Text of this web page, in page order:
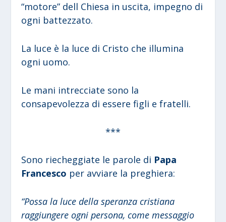
“motore” dell Chiesa in uscita, impegno di
ogni battezzato.
La luce è la luce di Cristo che illumina
ogni uomo.
Le mani intrecciate sono la
consapevolezza di essere figli e fratelli.
***
Sono riecheggiate le parole di Papa
Francesco per avviare la preghiera:
“Possa la luce della speranza cristiana
raggiungere ogni persona, come messaggio